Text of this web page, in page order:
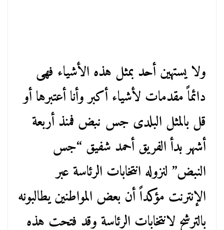
ولا يستهين أحد بمثل هذه الأشياء فهى
دائماً مقدمات لأشياء أكبر وأنا أعتبرها أو
قل بالمثل البلدى جس نبض فمنذ أربعة
أشهر بدأ الفريق أحمد شفيق “جس
النبض” لنزوله انتخابات الرئاسة عبر
الإنترنت مؤكداً أن بعض المواطنين يطالبونه
بالترشح لانتخابات الرئاسة وقد فتحت هذه